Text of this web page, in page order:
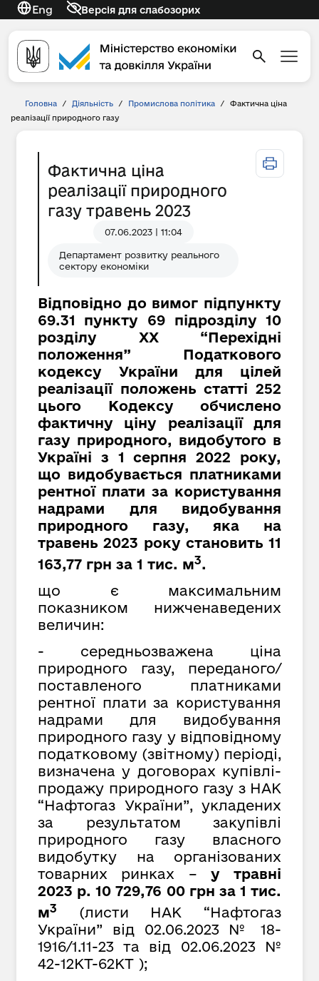
Eng Версія для слабозорих
Головна / Діяльність / Промислова політика /
Фактична ціна
реалізації природного газу
Фактична ціна
реалізації природного
газу травень 2023
07.06.2023 | 11:04
Департамент розвитку реального
сектору економіки
Відповідно до вимог підпункту
69.31 пункту 69 підрозділу 10
розділу XX “Перехідні
положення” Податкового
кодексу України для цілей
реалізації положень статті 252
цього Кодексу обчислено
фактичну ціну реалізації для
газу природного, видобутого в
Україні з 1 серпня 2022 року,
що видобувається платниками
рентної плати за користування
надрами для видобування
природного газу, яка на
травень 2023 року становить 11
163,77 грн за 1 тис. м3.
що є максимальним
показником нижченаведених
величин:
- середньозважена ціна
природного газу, переданого/
поставленого платниками
рентної плати за користування
надрами для видобування
природного газу у відповідному
податковому (звітному) періоді,
визначена у договорах купівлі-
продажу природного газу з НАК
“Нафтогаз України”, укладених
за результатом закупівлі
природного газу власного
видобутку на організованих
товарних ринках – у
травні
2023 р. 10 729,76 00 грн за 1 тис.
м3
(листи НАК “Нафтогаз
України” від
02.06.2023 № 18-
1916/1.11-23 та від 02.06.2023 №
42-12КТ-62КТ );